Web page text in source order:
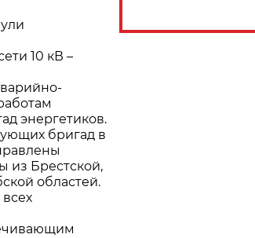
10 кВ –
энергетиков.
бригад в
из Брестской,
областей.